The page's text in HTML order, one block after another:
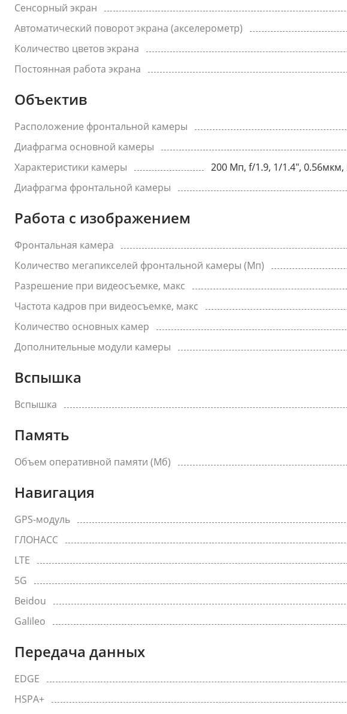
Сенсорный экран
Автоматический поворот экрана (акселерометр)
Количество цветов экрана
Постоянная работа экрана
Объектив
Расположение фронтальной камеры
Диафрагма основной камеры
Характеристики камеры
200 Мп, f/1.9, 1/1.4",
Диафрагма фронтальной камеры
Работа с изображением
Фронтальная камера
Количество мегапикселей фронтальной камеры (Мп)
Разрешение при видеосъемке, макс
Частота кадров при видеосъемке, макс
Количество основных камер
Дополнительные модули камеры
Вспышка
Вспышка
Память
Объем оперативной памяти (Мб)
Навигация
GPS-модуль
ГЛОНАСС
LTE
5G
Beidou
Galileo
Передача данных
EDGE
HSPA+